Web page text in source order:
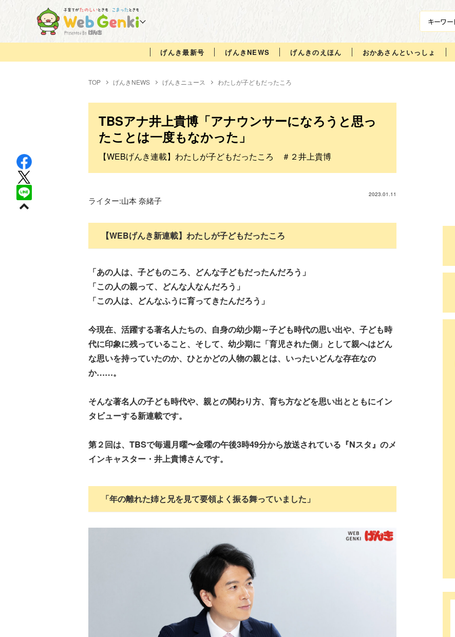
げんき最新号 げんきNEWS げんきのえほん おかあさんといっしょ
TOP げんきNEWS げんきニュース わたしが子どもだったころ
TBSアナ井上貴博「アナウンサーになろうと思っ
たことは一度もなかった」
【WEBげんき連載】わたしが子どもだったころ ＃２井上貴博
2023.01.11
ライター:山本 奈緒子
【WEBげんき新連載】わたしが子どもだったころ
「あの人は、子どものころ、どんな子どもだったんだろう」
「この人の親って、どんな人なんだろう」
「この人は、どんなふうに育ってきたんだろう」
今現在、活躍する著名人たちの、自身の幼少期～子ども時代の思い出や、子ども時
代に印象に残っていること、そして、幼少期に「育児された側」として親へはどん
な思いを持っていたのか、ひとかどの人物の親とは、いったいどんな存在なの
か……。
そんな著名人の子ども時代や、親との関わり方、育ち方などを思い出とともにイン
タビューする新連載です。
第２回は、TBSで毎週月曜〜金曜の午後3時49分から放送されている『Nスタ』のメ
インキャスター・井上貴博さんです。
「年の離れた姉と兄を見て要領よく振る舞っていました」